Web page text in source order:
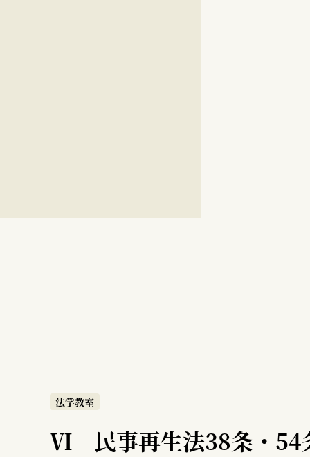
法学教室
Ⅵ 民事再生法38条・54